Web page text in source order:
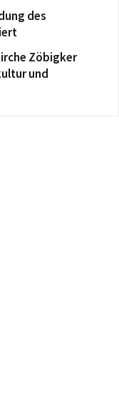
des
Zöbigker
und